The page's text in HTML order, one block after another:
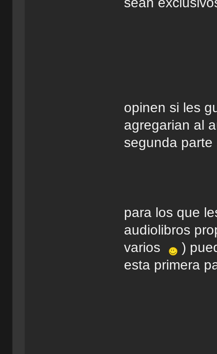
opinen si les
agregarian al
segunda
para los que
audiolibros
varios
)
esta primera